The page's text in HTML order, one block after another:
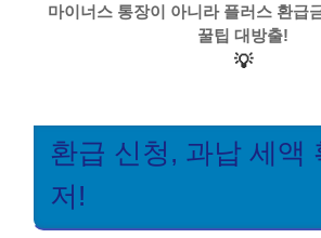
마이너스 통장이 아니라 플러스 환급
꿀팁 대방출!
💡
환급 신청, 과납 세액
저!